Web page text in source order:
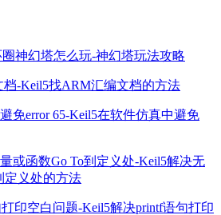
神幻塔怎么玩-神幻塔玩法攻略
-Keil5找ARM汇编文档的方法
免error 65-Keil5在软件仿真中避免
或函数Go To到定义处-Keil5解决无
定义处的方法
印空白问题-Keil5解决printf语句打印